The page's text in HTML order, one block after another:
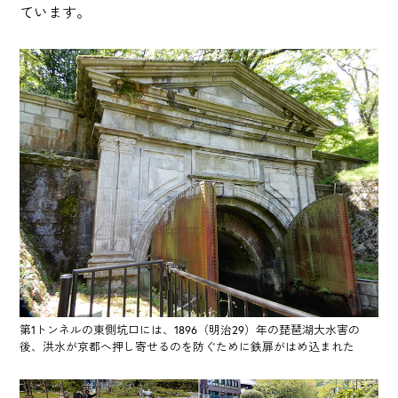
ています。
第1トンネルの東側坑口には、1896（明治29）年の琵琶湖大水害の
後、洪水が京都へ押し寄せるのを防ぐために鉄扉がはめ込まれた